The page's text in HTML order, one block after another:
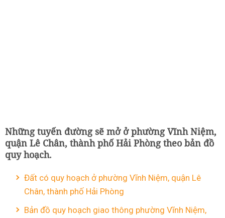
Những tuyến đường sẽ mở ở phường Vĩnh Niệm,
quận Lê Chân, thành phố Hải Phòng theo bản đồ
quy hoạch.
Đất có quy hoạch ở phường Vĩnh Niệm, quận Lê
Chân, thành phố Hải Phòng
Bản đồ quy hoạch giao thông phường Vĩnh Niệm,